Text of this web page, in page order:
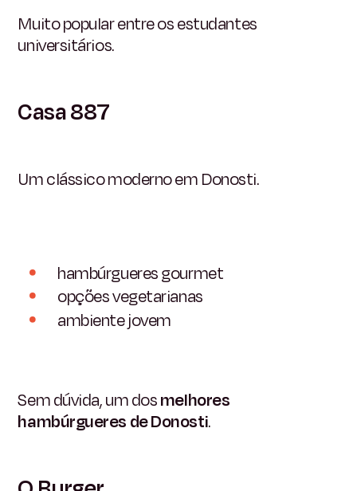
Muito popular entre os estudantes
universitários.
Casa 887
Um clássico moderno em Donosti.
hambúrgueres gourmet
opções vegetarianas
ambiente jovem
Sem dúvida, um dosmelhores
hambúrgueres de Donosti.